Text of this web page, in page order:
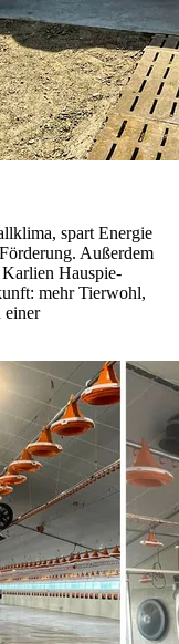
spart Energie
Außerdem
Hauspie-
mehr Tierwohl,
einer